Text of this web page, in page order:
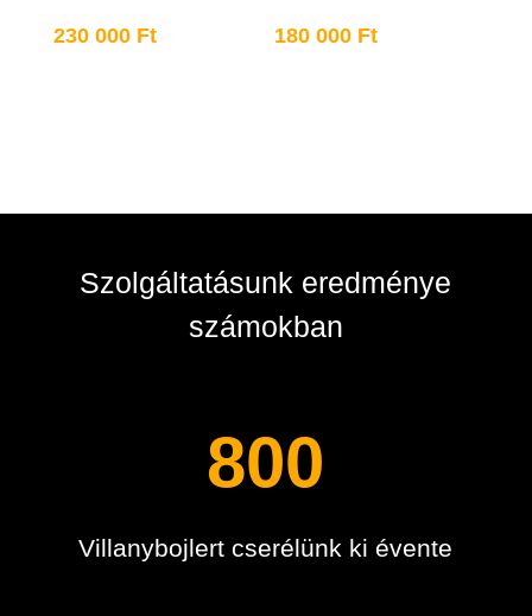
230 000 Ft 180 000 Ft
Szolgáltatásunk eredménye
számokban
800
Villanybojlert cserélünk ki évente